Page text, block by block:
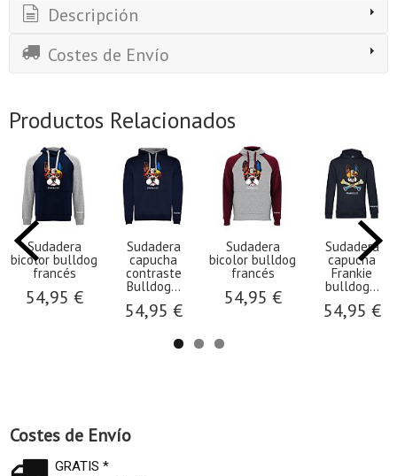
Costes de Envío
GRATIS *
Descripción
Costes de Envío
Productos Relacionados
Sudadera
bicolor bulldog
francés
54,95 €
Sudadera
capucha
contraste
Bulldog...
54,95 €
Sudadera
bicolor bulldog
francés
54,95 €
Sudadera
capucha
Frankie
bulldog...
54,95 €